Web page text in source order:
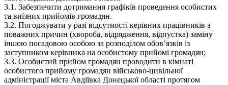
3.1. Забезпечити дотримання графіків проведення особистих
та виїзних прийомів громадян.
3.2. Погоджувати у разі відсутності керівних працівників з
поважних причин (хвороба, відрядження, відпустка) заміну
іншою посадовою особою за розподілом обов’язків із
заступником керівника на особистому прийомі громадян;
3.3. Особистий прийом громадян проводити в кімнаті
особистого прийому громадян військово-цивільної
адміністрації міста Авдіївка Донецької області протягом